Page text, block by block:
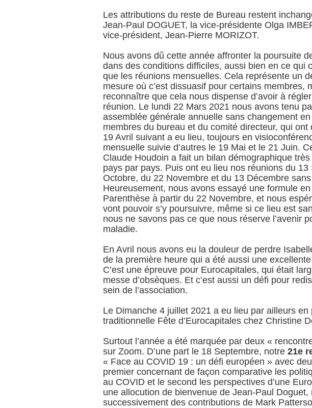
Les attributions du reste de Bureau restent
Jean-Paul DOGUET, la vice-présidente Olga
vice-président, Jean-Pierre MORIZOT.
Nous avons dû cette année affronter la poursuite
dans des conditions difficiles, aussi bien en ce qui
que les réunions mensuelles. Cela représente un
mesure où c’est dissuasif pour certains membres,
reconnaître que cela nous dispense d’avoir à
réunion. Le lundi 22 Mars 2021 nous avons tenu
assemblée générale annuelle sans changement
membres du bureau et du comité directeur, qui
19 Avril suivant a eu lieu, toujours en
mensuelle suivie d’autres le 19 Mai et le 21 Juin.
Claude Houdoin a fait un bilan démographique très
pays par pays. Puis ont eu lieu nos réunions du 13
Octobre, du 22 Novembre et du 13 Décembre
Heureusement, nous avons essayé une formule
Parenthèse à partir du 22 Novembre, et nous
vont pouvoir s’y poursuivre, même si ce lieu est
nous ne savons pas ce que nous réserve l’avenir
maladie.
En Avril nous avons eu la douleur de perdre
de la première heure qui a été aussi une
C’est une épreuve pour Eurocapitales, qui était
messe d’obsèques. Et c’est aussi un défi pour
sein de l’association.
Le Dimanche 4 juillet 2021 a eu lieu par ailleurs en
traditionnelle Fête d’Eurocapitales chez Christine
Surtout l’année a été marquée par deux «
sur Zoom. D’une part le 18 Septembre, notre 21e
« Face au COVID 19 : un défi européen » avec
premier concernant de façon comparative les
au COVID et le second les perspectives d’une
une allocution de bienvenue de Jean-Paul Doguet,
successivement des contributions de Mark